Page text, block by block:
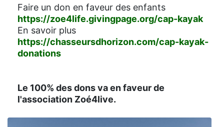
Faire un don en faveur des enfants
https://zoe4life.givingpage.org/cap-kayak
En savoir plus
https://chasseursdhorizon.com/cap-kayak-
donations
Le 100% des dons va en faveur de
l'association Zoé4live.